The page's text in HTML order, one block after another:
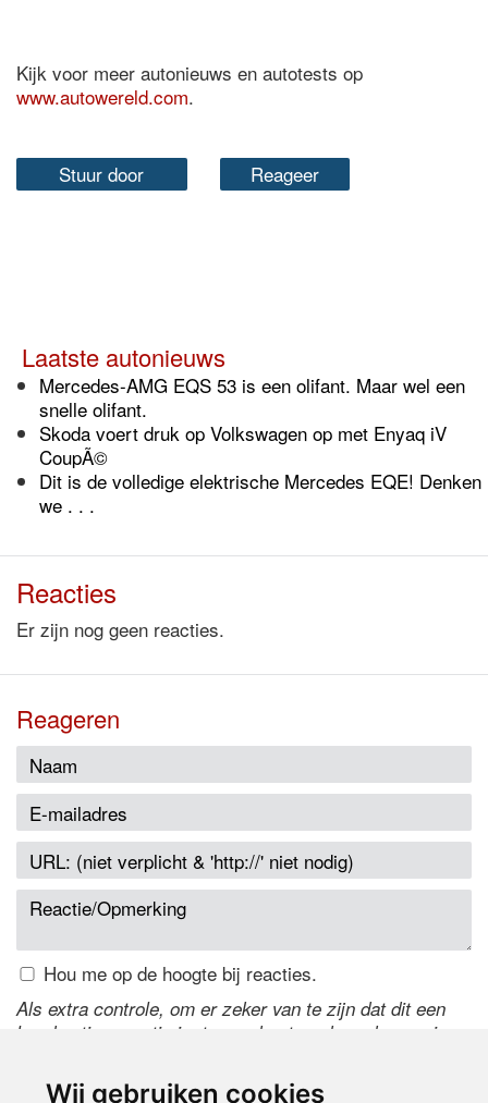
Wij gebruiken cookies
Kijk voor meer autonieuws en autotests op
www.autowereld.com.
Stuur door Reageer
Laatste autonieuws
Mercedes-AMG EQS 53 is een olifant. Maar wel een
snelle olifant.
Skoda voert druk op Volkswagen op met Enyaq iV
CoupÃ©
Dit is de volledige elektrische Mercedes EQE! Denken
we . . .
Reacties
Er zijn nog geen reacties.
Reageren
Hou me op de hoogte bij reacties.
Als extra controle, om er zeker van te zijn dat dit een
handmatige reactie is, typ onderstaande code over in
de code te wijzigen.